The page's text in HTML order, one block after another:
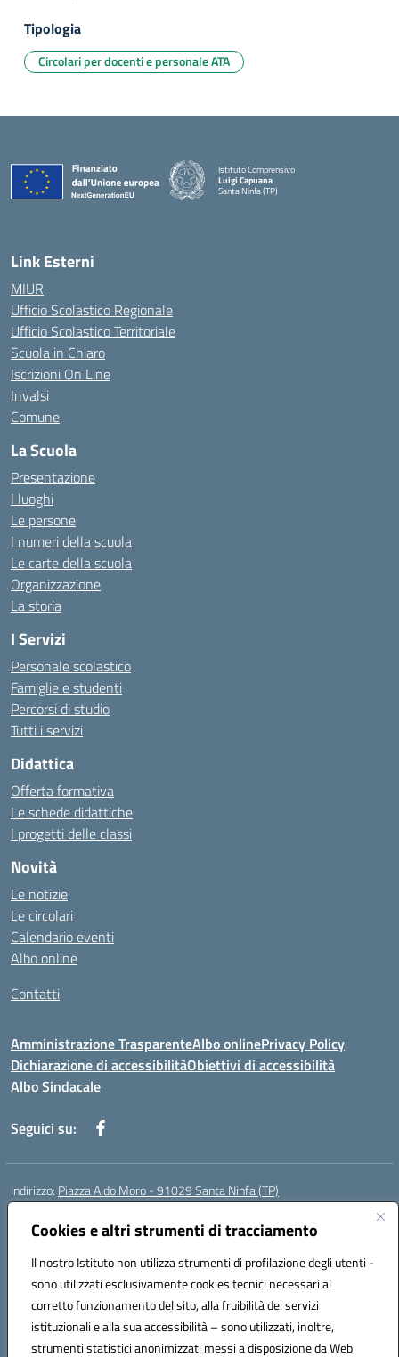
Cookies e altri strumenti di tracciamento
Il nostro Istituto non utilizza strumenti di profilazione degli utenti -
sono utilizzati esclusivamente cookies tecnici necessari al
corretto funzionamento del sito, alla fruibilità dei servizi
istituzionali e alla sua accessibilità – sono utilizzati, inoltre,
strumenti statistici anonimizzati messi a disposizione da Web
Tipologia
Circolari per docenti e personale ATA
Istituto Comprensivo
Luigi Capuana
Santa Ninfa (TP)
Link Esterni
MIUR
Ufficio Scolastico Regionale
Ufficio Scolastico Territoriale
Scuola in Chiaro
Iscrizioni On Line
Invalsi
Comune
La Scuola
Presentazione
I luoghi
Le persone
I numeri della scuola
Le carte della scuola
Organizzazione
La storia
I Servizi
Personale scolastico
Famiglie e studenti
Percorsi di studio
Tutti i servizi
Didattica
Offerta formativa
Le schede didattiche
I progetti delle classi
Novità
Le notizie
Le circolari
Calendario eventi
Albo online
Contatti
Amministrazione TrasparenteAlbo onlinePrivacy Policy
Dichiarazione di accessibilitàObiettivi di accessibilità
Albo Sindacale
Seguici su:
Indirizzo: Piazza Aldo Moro - 91029 Santa Ninfa (TP)
Centralino:
Posta elettronica certificata (PEC):tpic807004@pec.istruzione.it
Codice fiscale: 81002070811
Codice meccanografico:TPIC807004
Codice Indice delle Pubbliche Amministrazioni (IPA): istsc_tpic807004
Codice unico di fatturazione (CUF): UFLMAN